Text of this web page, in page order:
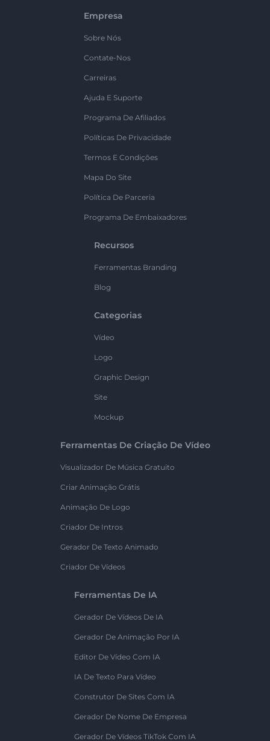
Empresa
Sobre Nós
Contate-Nos
Carreiras
Ajuda E Suporte
Programa De Afiliados
Políticas De Privacidade
Termos E Condições
Mapa Do Site
Política De Parceria
Programa De Embaixadores
Recursos
Ferramentas Branding
Blog
Categorias
Vídeo
Logo
Graphic Design
Site
Mockup
Ferramentas De Criação De Vídeo
Visualizador De Música Gratuito
Criar Animação Grátis
Animação De Logo
Criador De Intros
Gerador De Texto Animado
Criador De Vídeos
Ferramentas De IA
Gerador De Vídeos De IA
Gerador De Animação Por IA
Editor De Vídeo Com IA
IA De Texto Para Vídeo
Construtor De Sites Com IA
Gerador De Nome De Empresa
Gerador De Vídeos TikTok Com IA